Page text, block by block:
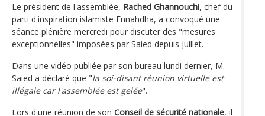
Le président de l'assemblée, Rached Ghannouchi, chef du
parti d'inspiration islamiste Ennahdha, a convoqué une
séance plénière mercredi pour discuter des "mesures
exceptionnelles" imposées par Saied depuis juillet.
Dans une vidéo publiée par son bureau lundi dernier, M.
Saied a déclaré que "la soi-disant réunion virtuelle est
illégale car l'assemblée est gelée".
Lors d'une réunion de son Conseil de sécurité nationale, il